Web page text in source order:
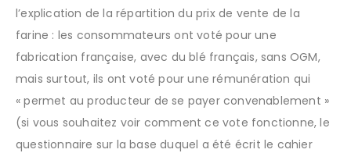
l’explication de la répartition du prix de vente de la
farine : les consommateurs ont voté pour une
fabrication française, avec du blé français, sans OGM,
mais surtout, ils ont voté pour une rémunération qui
« permet au producteur de se payer convenablement »
(si vous souhaitez voir comment ce vote fonctionne, le
questionnaire sur la base duquel a été écrit le cahier